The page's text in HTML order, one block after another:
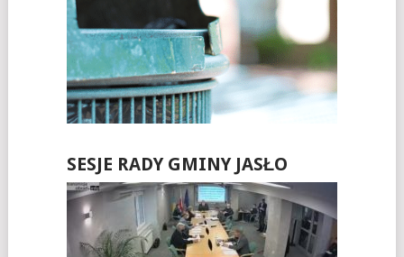
SESJE RADY GMINY JASŁO